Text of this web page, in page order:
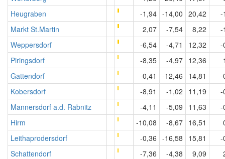
Heugraben
-1,94 -14,00 20,42
-
Markt St.Martin
2,07 -7,54 8,22
-
Weppersdorf
-6,54 -4,71 12,32
-
Piringsdorf
-8,35 -4,97 12,36
Gattendorf
-0,41 -12,46 14,81
-
Kobersdorf
-8,91 -1,02 11,19
-
Mannersdorf a.d. Rabnitz
-4,11 -5,09 11,63
-
Hirm
-10,08 -8,67 16,51
Leithaprodersdorf
-0,36 -16,58 15,81
-
Schattendorf
-7,36 -4,38 9,09